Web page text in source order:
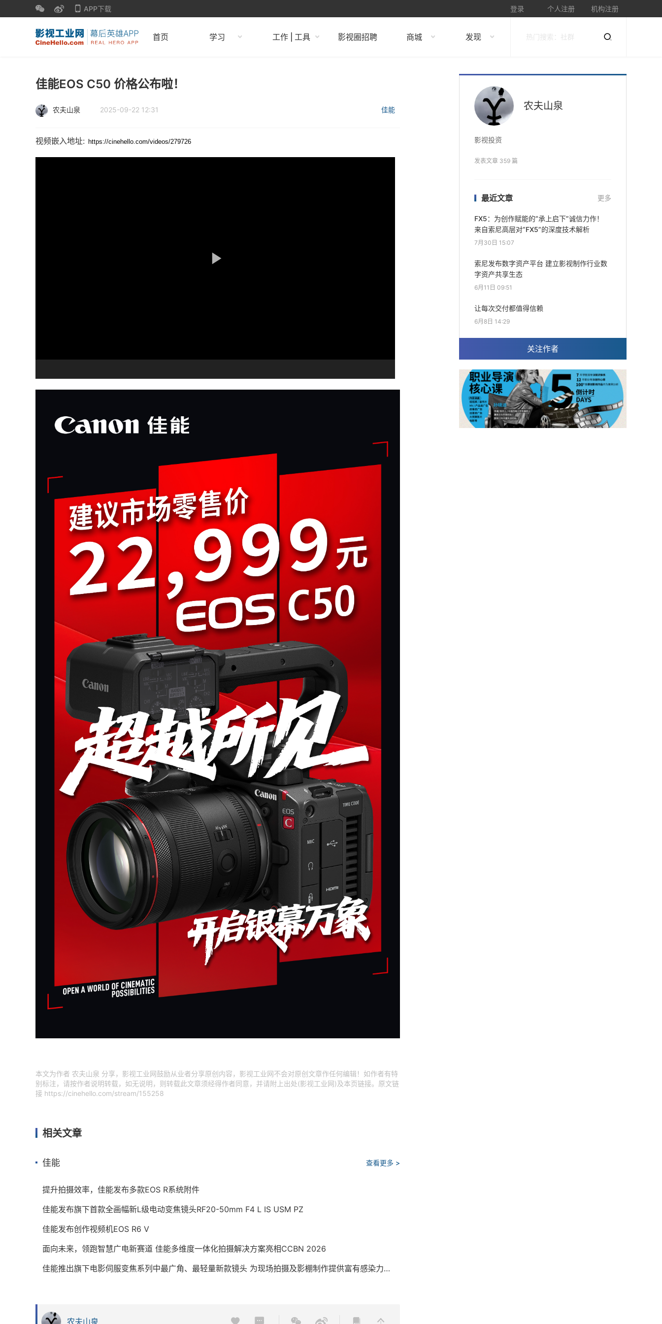
APP下载 登录 个人注册 机构注册
首页 学习 工作 | 工具 影视圈招聘 商城 发现
佳能EOS C50 价格公布啦！
农夫山泉 2025-09-22 12:31 佳能
视频嵌入地址:
本文为作者 农夫山泉 分享，影视工业网鼓励从业者分享原创内容，影视工业网不会对原创文章作任何编辑！如作者有特
别标注，请按作者说明转载，如无说明，则转载此文章须经得作者同意，并请附上出处(影视工业网)及本页链接。原文链
接 https://cinehello.com/stream/155258
相关文章
佳能 查看更多 >
提升拍摄效率，佳能发布多款EOS R系统附件
佳能发布旗下首款全画幅新L级电动变焦镜头RF20-50mm F4 L IS USM PZ
佳能发布创作视频机EOS R6 V
‌面向未来，领跑智慧广电新赛道 佳能多维度一体化拍摄解决方案亮相CCBN 2026
佳能推出旗下电影伺服变焦系列中最广角、最轻量新款镜头 为现场拍摄及影棚制作提供富有感染力的影像效果
农夫山泉
农夫山泉
影视投资
发表文章 359 篇
最近文章 更多
FX5：为创作赋能的“承上启下”诚信力作！
来自索尼高层对“FX5”的深度技术解析
7月30日 15:07
索尼发布数字资产平台 建立影视制作行业数
字资产共享生态
6月11日 09:51
让每次交付都值得信赖
6月8日 14:29
关注作者